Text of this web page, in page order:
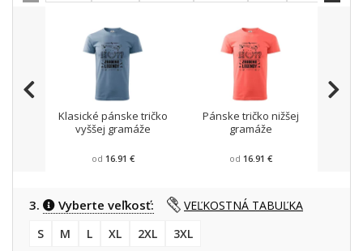
Klasické pánske tričko
vyššej gramáže
od 16.91 €
Pánske tričko nižšej
gramáže
od 16.91 €
3. Vyberte veľkosť:
VEĽKOSTNÁ TABUĽKA
S
M L XL 2XL 3XL